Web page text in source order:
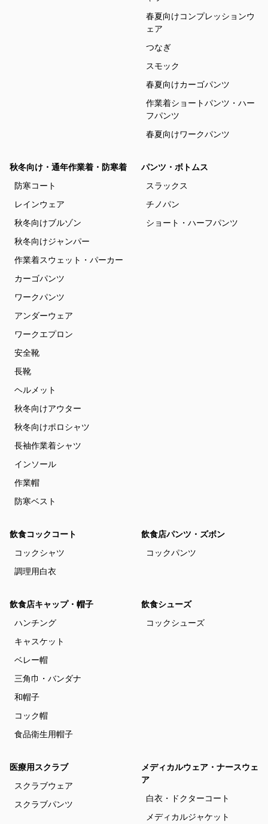
春夏向けコンプレッションウ
ェア
つなぎ
スモック
春夏向けカーゴパンツ
作業着ショートパンツ・ハー
フパンツ
春夏向けワークパンツ
秋冬向け・通年作業着・防寒着
防寒コート
レインウェア
秋冬向けブルゾン
秋冬向けジャンパー
作業着スウェット・パーカー
カーゴパンツ
ワークパンツ
アンダーウェア
ワークエプロン
安全靴
長靴
ヘルメット
秋冬向けアウター
秋冬向けポロシャツ
長袖作業着シャツ
インソール
作業帽
防寒ベスト
パンツ・ボトムス
スラックス
チノパン
ショート・ハーフパンツ
飲食コックコート
コックシャツ
調理用白衣
飲食店パンツ・ズボン
コックパンツ
飲食店キャップ・帽子
ハンチング
キャスケット
ベレー帽
三角巾・バンダナ
和帽子
コック帽
食品衛生用帽子
飲食シューズ
コックシューズ
医療用スクラブ
スクラブウェア
スクラブパンツ
メディカルウェア・ナースウェ
ア
白衣・ドクターコート
メディカルジャケット